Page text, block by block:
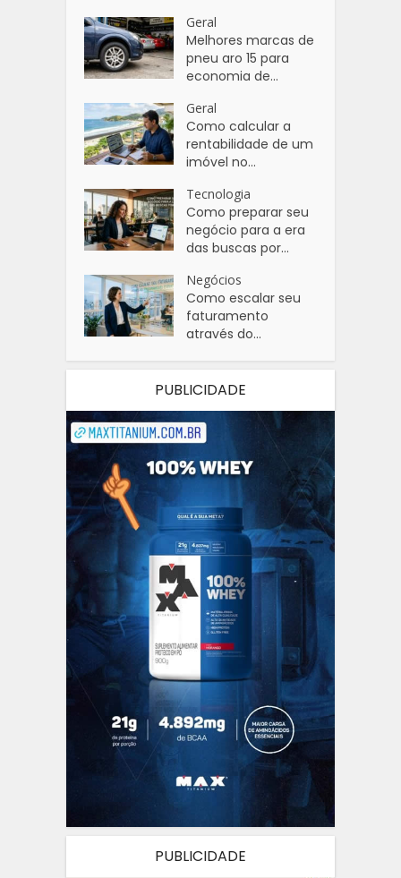
Geral
Melhores marcas de
pneu aro 15 para
economia de...
Geral
Como calcular a
rentabilidade de um
imóvel no...
Tecnologia
Como preparar seu
negócio para a era
das buscas por...
Negócios
Como escalar seu
faturamento
através do...
PUBLICIDADE
PUBLICIDADE